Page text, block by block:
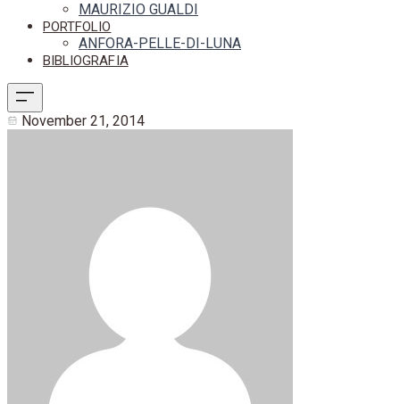
MAURIZIO GUALDI
PORTFOLIO
ANFORA-PELLE-DI-LUNA
BIBLIOGRAFIA
November 21, 2014